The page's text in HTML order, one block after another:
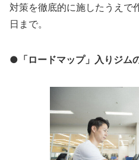
対策を徹底的に施したうえで
日まで。
●「ロードマップ」入りジム